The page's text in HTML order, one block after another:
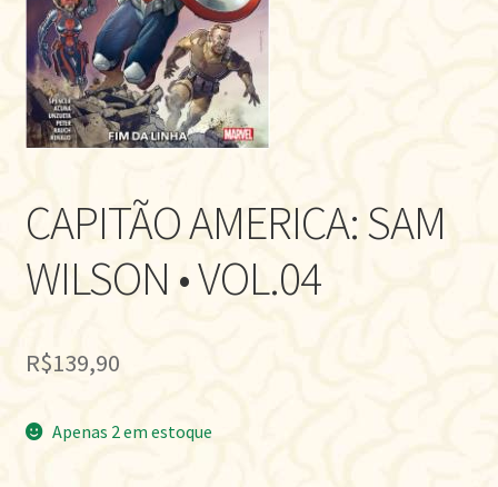
CAPITÃO AMERICA: SAM
WILSON • VOL.04
R$139,90
Apenas 2 em estoque